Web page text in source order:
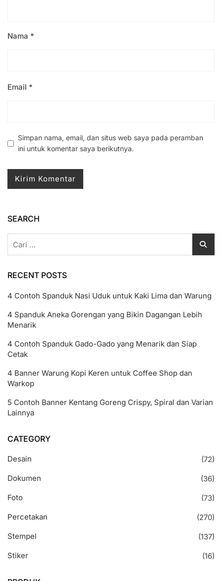
Nama *
Email *
Simpan nama, email, dan situs web saya pada peramban
ini untuk komentar saya berikutnya.
SEARCH
untuk:
RECENT POSTS
4 Contoh Spanduk Nasi Uduk untuk Kaki Lima dan Warung
4 Spanduk Aneka Gorengan yang Bikin Dagangan Lebih
Menarik
4 Contoh Spanduk Gado-Gado yang Menarik dan Siap
Cetak
4 Banner Warung Kopi Keren untuk Coffee Shop dan
Warkop
5 Contoh Banner Kentang Goreng Crispy, Spiral dan Varian
Lainnya
CATEGORY
Desain
(72)
Dokumen
(36)
Foto
(73)
Percetakan
(270)
Stempel
(137)
Stiker
(16)